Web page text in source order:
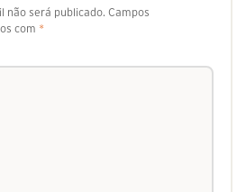
não será publicado. Campos
com *